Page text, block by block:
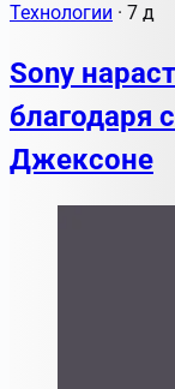
Технологии · 7 д
Sony
благодаря
Джексоне